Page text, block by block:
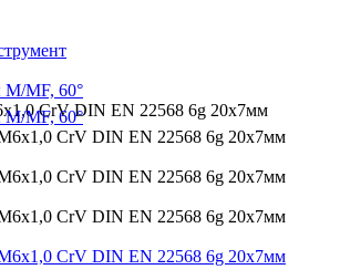
MF, 60°
CrV DIN EN 22568 6g 20х7мм
MF, 60°